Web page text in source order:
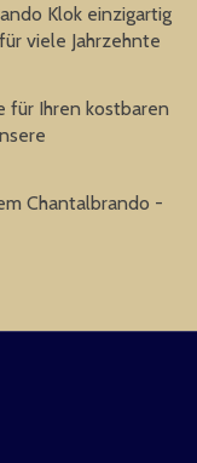
Klok einzigartig
viele Jahrzehnte
für Ihren kostbaren
Chantalbrando -